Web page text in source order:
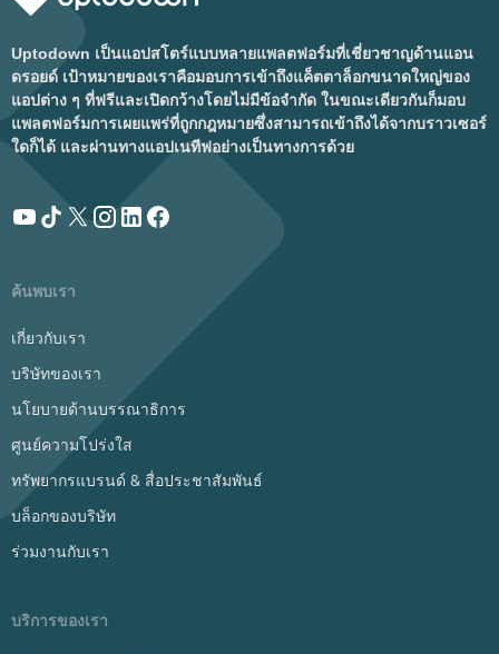
Uptodown เป็นแอปสโตร์แบบหลายแพลตฟอร์มที่เชี่ยวชาญด้านแอน
ดรอยด์ เป้าหมายของเราคือมอบการเข้าถึงแค็ตตาล็อกขนาดใหญ่ของ
แอปต่าง ๆ ที่ฟรีและเปิดกว้างโดยไม่มีข้อจำกัด ในขณะเดียวกันก็มอบ
แพลตฟอร์มการเผยแพร่ที่ถูกกฎหมายซึ่งสามารถเข้าถึงได้จากบราวเซอร์
ใดก็ได้ และผ่านทางแอปเนทีฟอย่างเป็นทางการด้วย
ค้นพบเรา
เกี่ยวกับเรา
บริษัทของเรา
นโยบายด้านบรรณาธิการ
ศูนย์ความโปร่งใส
ทรัพยากรแบรนด์ & สื่อประชาสัมพันธ์
บล็อกของบริษัท
ร่วมงานกับเรา
บริการของเรา